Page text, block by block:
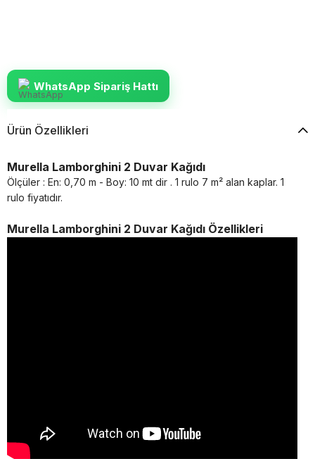
WhatsApp Sipariş Hattı
Ürün Özellikleri
Murella Lamborghini 2 Duvar Kağıdı
Ölçüler : En: 0,70 m - Boy: 10 mt dir . 1 rulo 7 m² alan kaplar. 1
rulo fiyatıdır.
Murella Lamborghini 2 Duvar Kağıdı Özellikleri